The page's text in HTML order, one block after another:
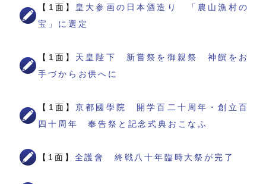
【1面】 皇大参画の日本酒造り 「農山漁村の
宝」に選定
【1面】 天皇陛下 新嘗祭を御親祭 神饌をお
手づからお供へに
【1面】京都國學院 開学百二十周年・創立百
四十周年 奉告祭と記念式典おこなふ
【1面】 全護會 終戦八十年臨時大祭が完了